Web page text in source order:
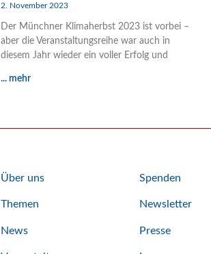
2. November 2023
Der Münchner Klimaherbst 2023 ist vorbei –
aber die Veranstaltungsreihe war auch in
diesem Jahr wieder ein voller Erfolg und
... mehr
Über uns
Themen
News
Spenden
Newsletter
Presse